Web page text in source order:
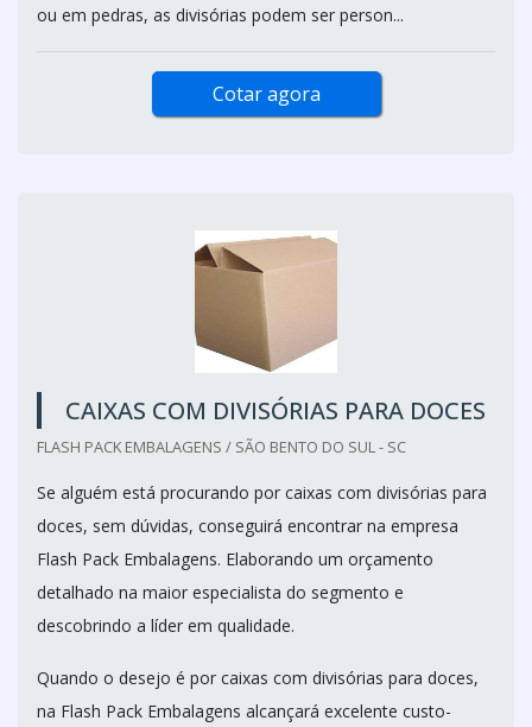
ou em pedras, as divisórias podem ser person...
Cotar agora
CAIXAS COM DIVISÓRIAS PARA DOCES
FLASH PACK EMBALAGENS / SÃO BENTO DO SUL - SC
Se alguém está procurando por caixas com divisórias para
doces, sem dúvidas, conseguirá encontrar na empresa
Flash Pack Embalagens. Elaborando um orçamento
detalhado na maior especialista do segmento e
descobrindo a líder em qualidade.
Quando o desejo é por caixas com divisórias para doces,
na Flash Pack Embalagens alcançará excelente custo-